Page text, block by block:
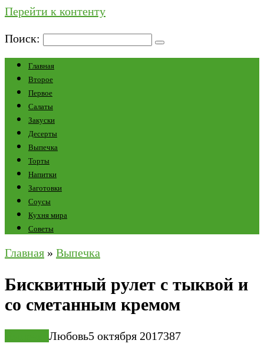
Перейти к контенту
Поиск:
Главная
Второе
Первое
Салаты
Закуски
Десерты
Выпечка
Торты
Напитки
Заготовки
Соусы
Кухня мира
Советы
Главная » Выпечка
Бисквитный рулет с тыквой и
со сметанным кремом
Любовь5 октября 2017387